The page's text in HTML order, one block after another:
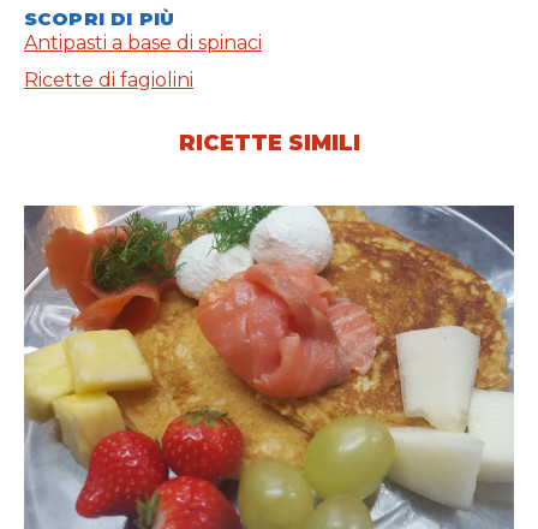
SCOPRI DI PIÙ
Antipasti a base di spinaci
Ricette di fagiolini
RICETTE SIMILI